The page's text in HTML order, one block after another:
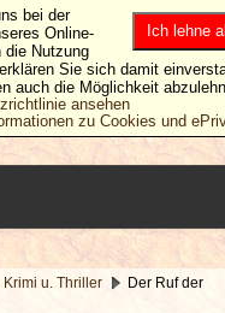
Krimi u. Thriller
Der Ruf der
Ich lehne
bei der
Online-
die Nutzung
Sie sich damit
auch die Möglichkeit
ansehen
zu Cookies und